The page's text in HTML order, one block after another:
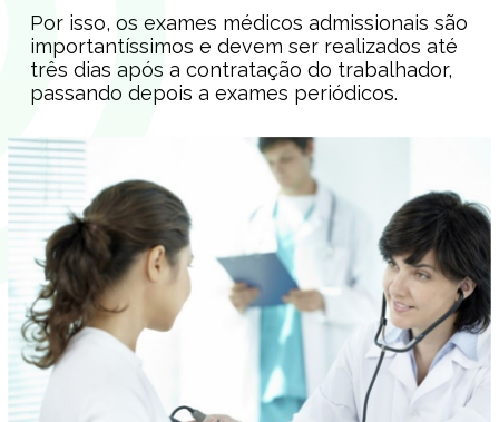
Por isso, os exames médicos admissionais são
importantíssimos e devem ser realizados até
três dias após a contratação do trabalhador,
passando depois a exames periódicos.